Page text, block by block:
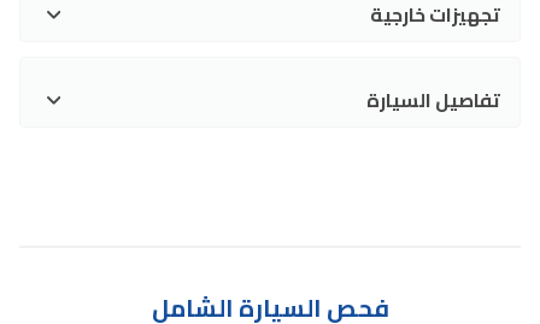
تجهيزات خارجية
تفاصيل السيارة
فحص السيارة الشامل